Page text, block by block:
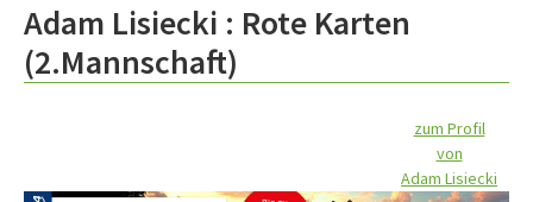
Adam Lisiecki : Rote Karten
(2.Mannschaft)
zum Profil
von
Adam Lisiecki